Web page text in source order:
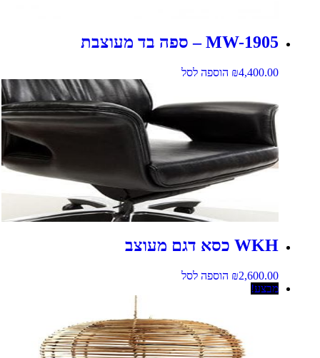
MW-1905 – ספה בד מעוצבת
₪4,400.00 הוספה לסל
WKH כסא דגם מעוצב
₪2,600.00
הוספה לסל
מבצע!